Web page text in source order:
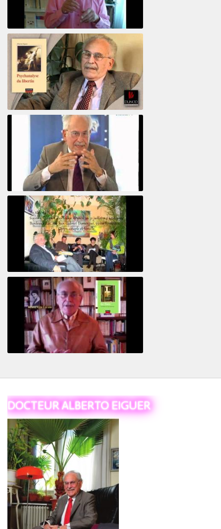
Votre maison vous révèle
Psychanalyse du libertin
Le pervers narcissique et son complice
Revisitant le corps familial
DOCTEUR ALBERTO EIGUER